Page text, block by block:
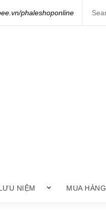
phaleshoponline
NIỆM MUA HÀNG